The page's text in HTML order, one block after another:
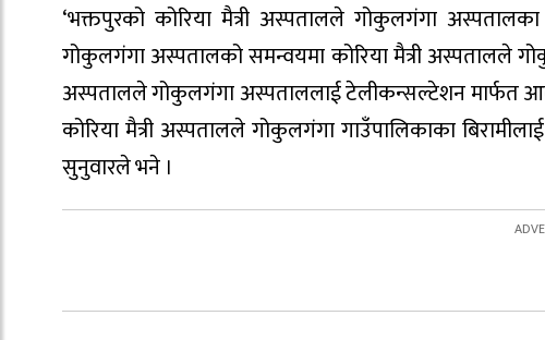
‘भक्तपुरको कोरिया मैत्री अस्पतालले गोकुलगंगा
गोकुलगंगा अस्पतालको समन्वयमा कोरिया मैत्री अस्पतालले
अस्पतालले गोकुलगंगा अस्पताललाई टेलीकन्सल्टेशन मार्फत
कोरिया मैत्री अस्पतालले गोकुलगंगा गाउँपालिकाका
सुनुवारले भने ।